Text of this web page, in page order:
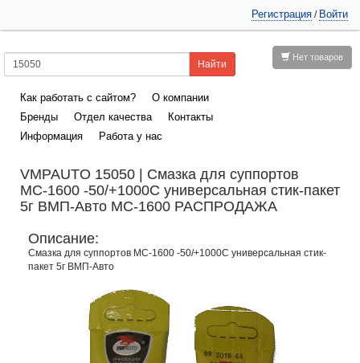
Регистрация / Войти
Нет товаров
Как работать с сайтом?
О компании
Бренды
Отдел качества
Контакты
Информация
Работа у нас
VMPAUTO 15050 | Смазка для суппортов
МС-1600 -50/+1000С универсальная стик-пакет
5г ВМП-Авто МС-1600 РАСПРОДАЖА
Описание:
Смазка для суппортов МС-1600 -50/+1000С универсальная стик-
пакет 5г ВМП-Авто